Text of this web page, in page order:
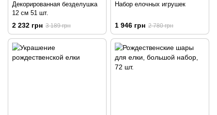
Декорированная безделушка
12 см 51 шт.
2 232 грн 3 189 грн
Набор елочных игрушек
1 946 грн 2 780 грн